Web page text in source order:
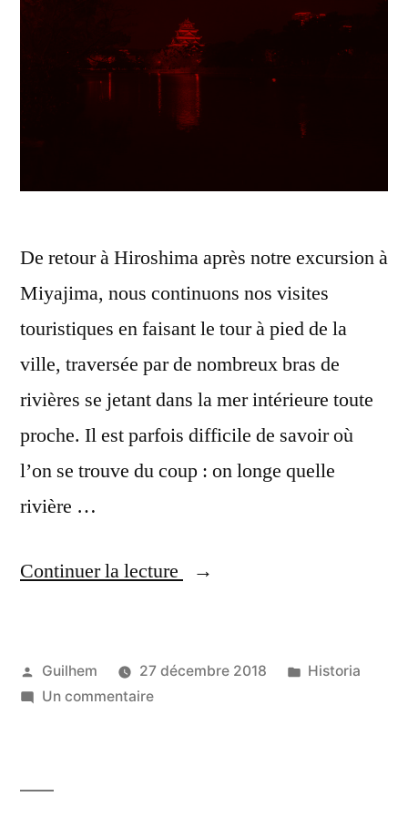
De retour à Hiroshima après notre excursion à
Miyajima, nous continuons nos visites
touristiques en faisant le tour à pied de la
ville, traversée par de nombreux bras de
rivières se jetant dans la mer intérieure toute
proche. Il est parfois difficile de savoir où
l’on se trouve du coup : on longe quelle
rivière …
Continuer la lecture « Hiroshima »
Publié
par
Guilhem 27 décembre 2018
Publié
Historia
Un commentairesur